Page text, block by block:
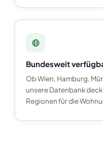
Bundesweit
Ob Wien, Hamburg,
unsere Datenbank
Regionen für die